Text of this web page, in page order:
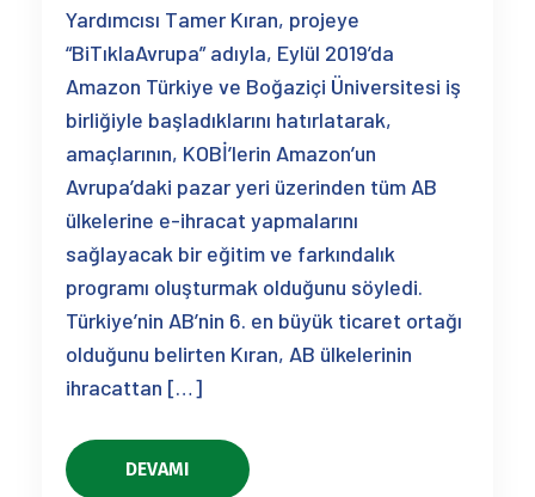
Yardımcısı Tamer Kıran, projeye
“BiTıklaAvrupa” adıyla, Eylül 2019’da
Amazon Türkiye ve Boğaziçi Üniversitesi iş
birliğiyle başladıklarını hatırlatarak,
amaçlarının, KOBİ’lerin Amazon’un
Avrupa’daki pazar yeri üzerinden tüm AB
ülkelerine e-ihracat yapmalarını
sağlayacak bir eğitim ve farkındalık
programı oluşturmak olduğunu söyledi.
Türkiye’nin AB’nin 6. en büyük ticaret ortağı
olduğunu belirten Kıran, AB ülkelerinin
ihracattan […]
DEVAMI